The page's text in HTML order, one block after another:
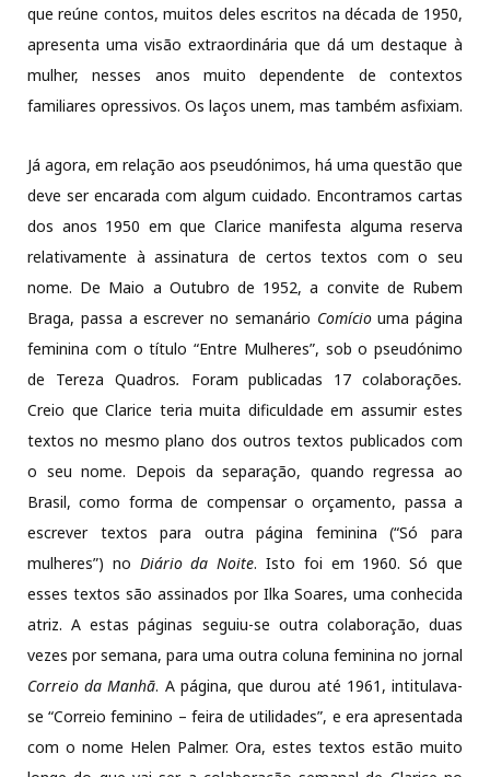
que reúne contos, muitos deles escritos na década de 1950,
apresenta uma visão extraordinária que dá um destaque à
mulher, nesses anos muito dependente de contextos
familiares opressivos. Os laços unem, mas também asfixiam.
Já agora, em relação aos pseudónimos, há uma questão que
deve ser encarada com algum cuidado. Encontramos cartas
dos anos 1950 em que Clarice manifesta alguma reserva
relativamente à assinatura de certos textos com o seu
nome. De Maio a Outubro de 1952, a convite de Rubem
Braga, passa a escrever no semanário Comíciouma página
feminina com o título “Entre Mulheres”, sob o pseudónimo
de Tereza Quadros. Foram publicadas 17 colaborações.
Creio que Clarice teria muita dificuldade em assumir estes
textos no mesmo plano dos outros textos publicados com
o seu nome. Depois da separação, quando regressa ao
Brasil, como forma de compensar o orçamento, passa a
escrever textos para outra página feminina (“Só para
mulheres”) no Diário da Noite. Isto foi em 1960. Só que
esses textos são assinados por Ilka Soares, uma conhecida
atriz. A estas páginas seguiu-se outra colaboração, duas
vezes por semana, para uma outra coluna feminina no jornal
Correio da Manhã. A página, que durou até 1961, intitulava-
se “Correio feminino – feira de utilidades”, e era apresentada
com o nome Helen Palmer. Ora, estes textos estão muito